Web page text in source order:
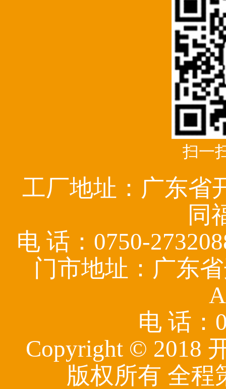
扫一
工厂地址：广东省
同
电 话：0750-
门市地址：广东
电 话：
Copyright © 2018
版权所有 全程